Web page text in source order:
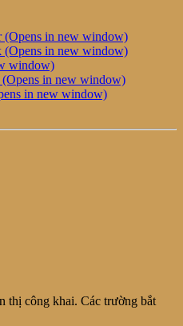
(Opens in new window)
(Opens in new window)
window)
(Opens in new window)
in new window)
thị công khai. Các trường bắt